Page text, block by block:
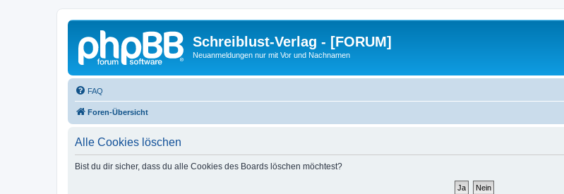
Schreiblust-Verlag - [FORUM]
Neuanmeldungen nur mit Vor und Nachnamen
FAQ
Foren-Übersicht
Alle Cookies löschen
Bist du dir sicher, dass du alle Cookies des Boards löschen möchtest?